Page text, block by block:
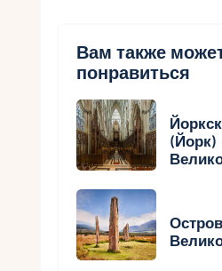
Вам также
понравиться